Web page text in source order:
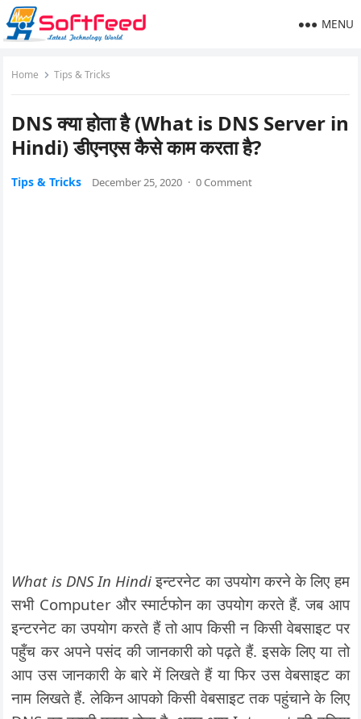
MENU
Home Tips & Tricks
DNS क्या होता है (What is DNS Server in
Hindi) डीएनएस कैसे काम करता है?
Tips & Tricks December 25, 2020 · 0 Comment
What is DNS In Hindiइन्टरनेट का उपयोग करने के लिए हम
सभी Computer और स्मार्टफोन का उपयोग करते हैं. जब आप
इन्टरनेट का उपयोग करते हैं तो आप किसी न किसी वेबसाइट पर
पहुँच कर अपने पसंद की जानकारी को पढ़ते हैं. इसके लिए या तो
आप उस जानकारी के बारे में लिखते हैं या फिर उस वेबसाइट का
नाम लिखते हैं. लेकिन आपको किसी वेबसाइट तक पहुंचाने के लिए